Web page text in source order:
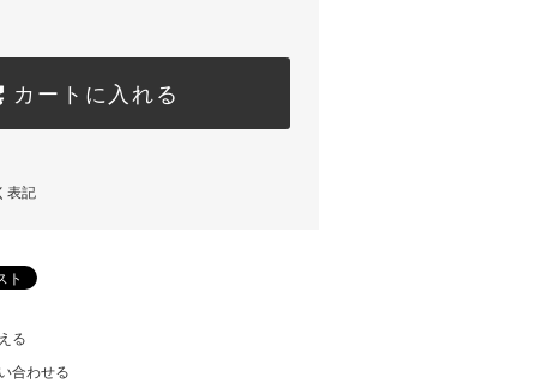
カートに入れる
表記
る
合わせる